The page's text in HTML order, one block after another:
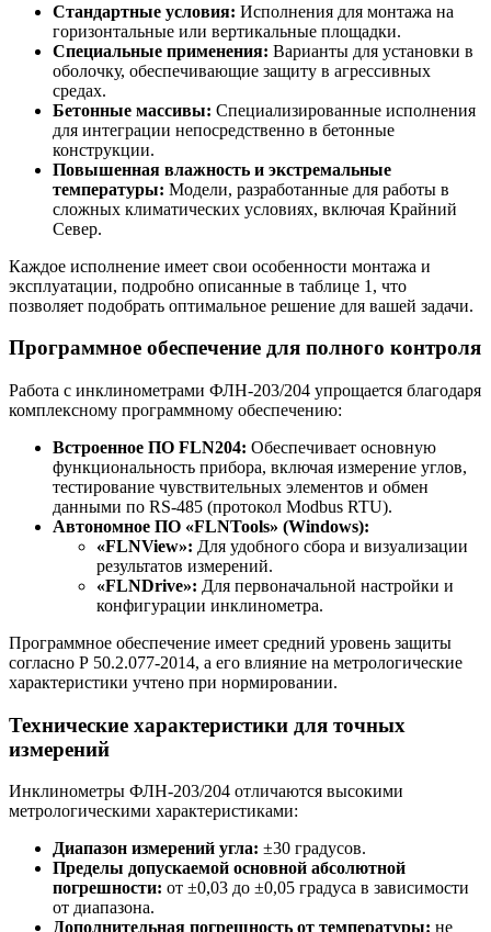
Стандартные условия: Исполнения для монтажа на
горизонтальные или вертикальные площадки.
Специальные применения: Варианты для установки в
оболочку, обеспечивающие защиту в агрессивных
средах.
Бетонные массивы: Специализированные исполнения
для интеграции непосредственно в бетонные
конструкции.
Повышенная влажность и экстремальные
температуры: Модели, разработанные для работы в
сложных климатических условиях, включая Крайний
Север.
Каждое исполнение имеет свои особенности монтажа и
эксплуатации, подробно описанные в таблице 1, что
позволяет подобрать оптимальное решение для вашей задачи.
Программное обеспечение для полного контроля
Работа с инклинометрами ФЛН-203/204 упрощается благодаря
комплексному программному обеспечению:
Встроенное ПО FLN204: Обеспечивает основную
функциональность прибора, включая измерение углов,
тестирование чувствительных элементов и обмен
данными по RS-485 (протокол Modbus RTU).
Автономное ПО «FLNTools» (Windows):
«FLNView»: Для удобного сбора и визуализации
результатов измерений.
«FLNDrive»: Для первоначальной настройки и
конфигурации инклинометра.
Программное обеспечение имеет средний уровень защиты
согласно Р 50.2.077-2014, а его влияние на метрологические
характеристики учтено при нормировании.
Технические характеристики для точных
измерений
Инклинометры ФЛН-203/204 отличаются высокими
метрологическими характеристиками:
Диапазон измерений угла: ±30 градусов.
Пределы допускаемой основной абсолютной
погрешности: от ±0,03 до ±0,05 градуса в зависимости
от диапазона.
Дополнительная погрешность от температуры: не